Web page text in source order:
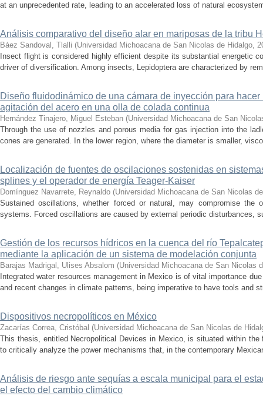
at an unprecedented rate, leading to an accelerated loss of natural
Análisis comparativo del diseño alar en mariposas de la tribu
Báez Sandoval, Tlalli (Universidad Michoacana de San Nicolas de Hidalgo,
Insect flight is considered highly efficient despite its substantial energetic
driver of diversification. Among insects, Lepidoptera are characterized by
Diseño fluidodinámico de una cámara de inyección para
agitación del acero en una olla de colada continua
Hernández Tinajero, Miguel Esteban (Universidad Michoacana de San
Through the use of nozzles and porous media for gas injection into the
cones are generated. In the lower region, where the diameter is smaller,
Localización de fuentes de oscilaciones sostenidas en
splines y el operador de energía Teager-Kaiser
Domínguez Navarrete, Reynaldo (Universidad Michoacana de San Nicolas
Sustained oscillations, whether forced or natural, may compromise the
systems. Forced oscillations are caused by external periodic disturbances,
Gestión de los recursos hídricos en la cuenca del río
mediante la aplicación de un sistema de modelación conjunta
Barajas Madrigal, Ulises Absalom (Universidad Michoacana de San Nicolas
Integrated water resources management in Mexico is of vital importance
and recent changes in climate patterns, being imperative to have tools and
Dispositivos necropolíticos en México
Zacarías Correa, Cristóbal (Universidad Michoacana de San Nicolas de
This thesis, entitled Necropolitical Devices in Mexico, is situated within
to critically analyze the power mechanisms that, in the contemporary
Análisis de riesgo ante sequías a escala municipal para el
el efecto del cambio climático